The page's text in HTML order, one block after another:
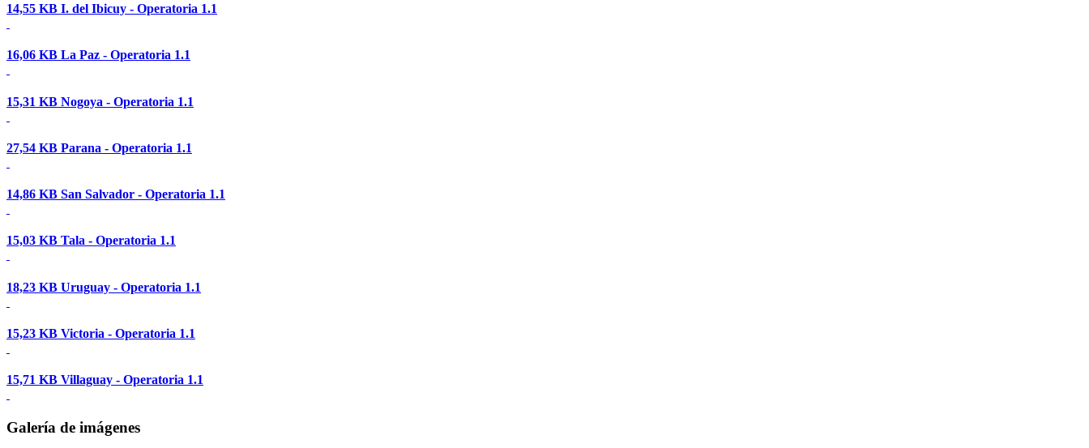
14,55 KB I. del Ibicuy - Operatoria 1.1
16,06 KB La Paz - Operatoria 1.1
15,31 KB Nogoya - Operatoria 1.1
27,54 KB Parana - Operatoria 1.1
14,86 KB San Salvador - Operatoria 1.1
15,03 KB Tala - Operatoria 1.1
18,23 KB Uruguay - Operatoria 1.1
15,23 KB Victoria - Operatoria 1.1
15,71 KB Villaguay - Operatoria 1.1
Galería de imágenes